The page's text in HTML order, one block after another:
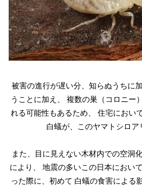
被害の進行が遅い分、知らぬうちに
うことに加え、
複数の巣（コロニー
れる可能性もあるため、
住宅におい
白蟻が、このヤマトシロア
また、目に見えない木材内での空洞
により、
地震の多いこの日本において
った際に、初めて 白蟻の食害による